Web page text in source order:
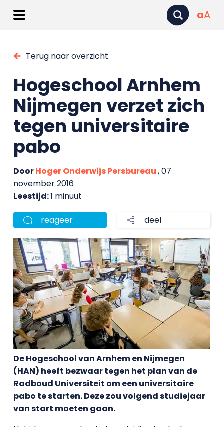
aA
Terug naar overzicht
Hogeschool Arnhem
Nijmegen verzet zich
tegen universitaire
pabo
DoorHoger Onderwijs Persbureau, 07
november 2016
Leestijd:1 minuut
reageer deel
De Hogeschool van Arnhem en Nijmegen
(HAN) heeft bezwaar tegen het plan van de
Radboud Universiteit om een universitaire
pabo te starten. Deze zou volgend studiejaar
van start moeten gaan.